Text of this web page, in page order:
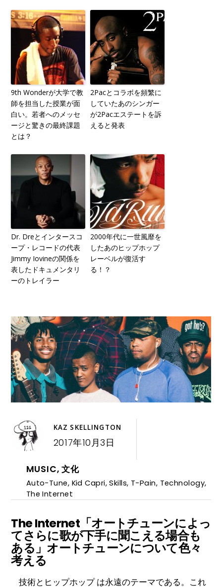
9th Wonderが大学で教
師を担当した授業が面
白い。若者へのメッセ
ージと驚きの最終課題
とは？
2Pacとコラボを頻繁に
していたあのシンガー
が2Pacエステートを訴
えると発表
Dr. Dreとインタースコ
ープ・レコードの代表
Jimmy Iovineの関係を
表したドキュメンタリ
ーのトレイラー
2000年代に一世風靡を
したあのヒップホップ
レーベルが復活す
る！？
KAZ SKELLINGTON
2017年10月3日
MUSIC,文化
Auto-Tune, Kid Capri,Skills, T-Pain, Technology,
The Internet
The Internet「オートチューンによっ
てさらに歌が下手に聞こえる場合も
ある」オートチューンについて色々
考える
技術とヒップホップ は永遠のテーマである。これ